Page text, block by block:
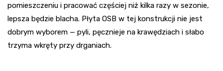
pomieszczeniu i pracować częściej niż kilka razy w sezonie,
lepsza będzie blacha. Płyta OSB w tej konstrukcji nie jest
dobrym wyborem — pyli, pęcznieje na krawędziach i słabo
trzyma wkręty przy drganiach.